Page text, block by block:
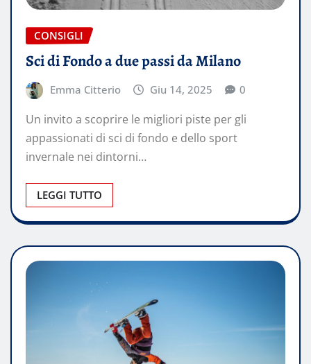
CONSIGLI
Sci di Fondo a due passi da Milano
Emma Citterio Giu 14, 2025 0
Un invito a scoprire le migliori piste per gli
appassionati di sci di fondo e dello sport
invernale nei dintorni…
LEGGI TUTTO